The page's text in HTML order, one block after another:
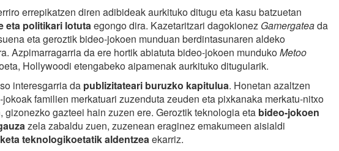
errepikatzen diren adibideak aurkituko ditugu eta kasu batzuetan
eta politikari lotutaegongo dira. Kazetaritzari dagokionez Gamergateada
eta geroztik bideo-jokoen munduan berdintasunaren aldeko
Azpimarragarria da ere hortik abiatuta bideo-jokoen mundukoMetoo
Hollywoodi etengabeko aipamenak aurkituko ditugularik.
interesgarria da publizitateari buruzko kapitulua. Honetan azaltzen
familien merkatuari zuzenduta zeuden eta pixkanaka merkatu-nitxo
gizonezko gazteei hain zuzen ere. Geroztik teknologia eta bideo-jokoen
zela zabaldu zuen, zuzenean eraginez emakumeen aisialdi
teknologikoetatik aldentzeaekarriz.